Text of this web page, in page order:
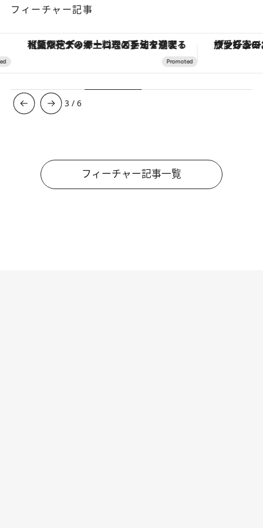
フィーチャー記事
【夏限定ディナーコース】旬を迎える稚鮎や花ズッキーニなどをイタリア・トスカーナの郷土料理の手法で満喫！ ヴァシュロン・コンスタンタ
3 /6
フィーチャー記事一覧